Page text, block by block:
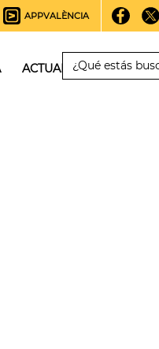
APPVALÈNCIA
ACTUALIDAD